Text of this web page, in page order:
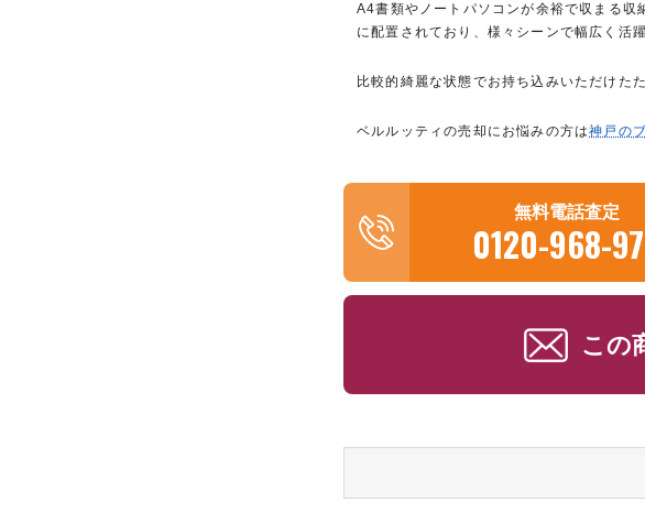
A4書類やノートパソコンが余裕で収まる収
に配置されており、様々シーンで幅広く活
比較的綺麗な状態でお持ち込みいただけた
ベルルッティの売却にお悩みの方は神戸の
無料電話査定
0120-968-
この